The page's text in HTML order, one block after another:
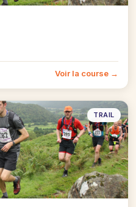
Voir la course →
TRAIL